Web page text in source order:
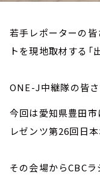
若手レポーターの
トを現地取材する「
ONE-J中継隊の皆さ
今回は愛知県豊田市
レゼンツ第26回日本
その会場からCBC